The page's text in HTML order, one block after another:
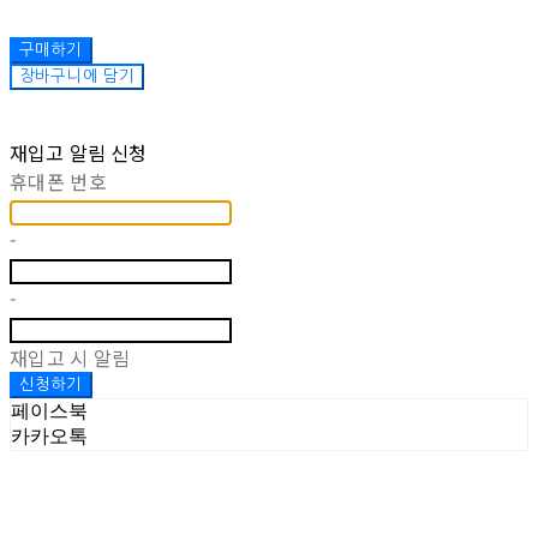
구매하기
장바구니에 담기
재입고 알림 신청
휴대폰 번호
-
-
재입고 시 알림
신청하기
페이스북
카카오톡